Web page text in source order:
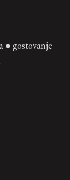
● gostovanje